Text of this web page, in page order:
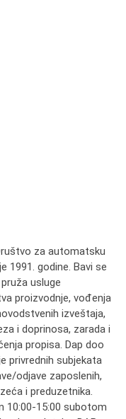
za automatsku
1991. godine. Bavi se
usluge
proizvodnje, vođenja
izveštaja,
i doprinosa, zarada i
propisa. Dap doo
privrednih subjekata
odjave zaposlenih,
i preduzetnika.
10:00-15:00 subotom